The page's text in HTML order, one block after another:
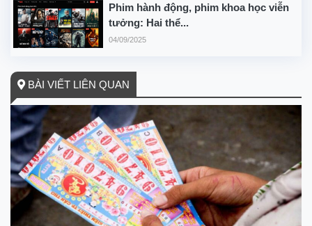
Phim hành động, phim khoa học viễn
tưởng: Hai thể...
04/09/2025
BÀI VIẾT LIÊN QUAN